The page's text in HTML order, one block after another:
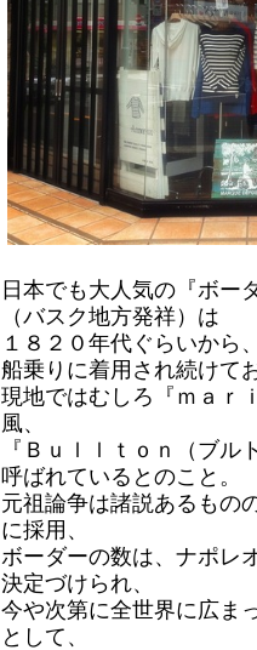
日本でも大人気の『ボー
（バスク地方発祥）は
１８２０年代ぐらいから
船乗りに着用され続けて
現地ではむしろ『ｍａｒ
風、
『Ｂｕｌｌｔｏｎ（ブ
呼ばれているとのこと。
元祖論争は諸説あるもの
に採用、
ボーダーの数は、ナポレ
決定づけられ、
今や次第に全世界に広ま
として、